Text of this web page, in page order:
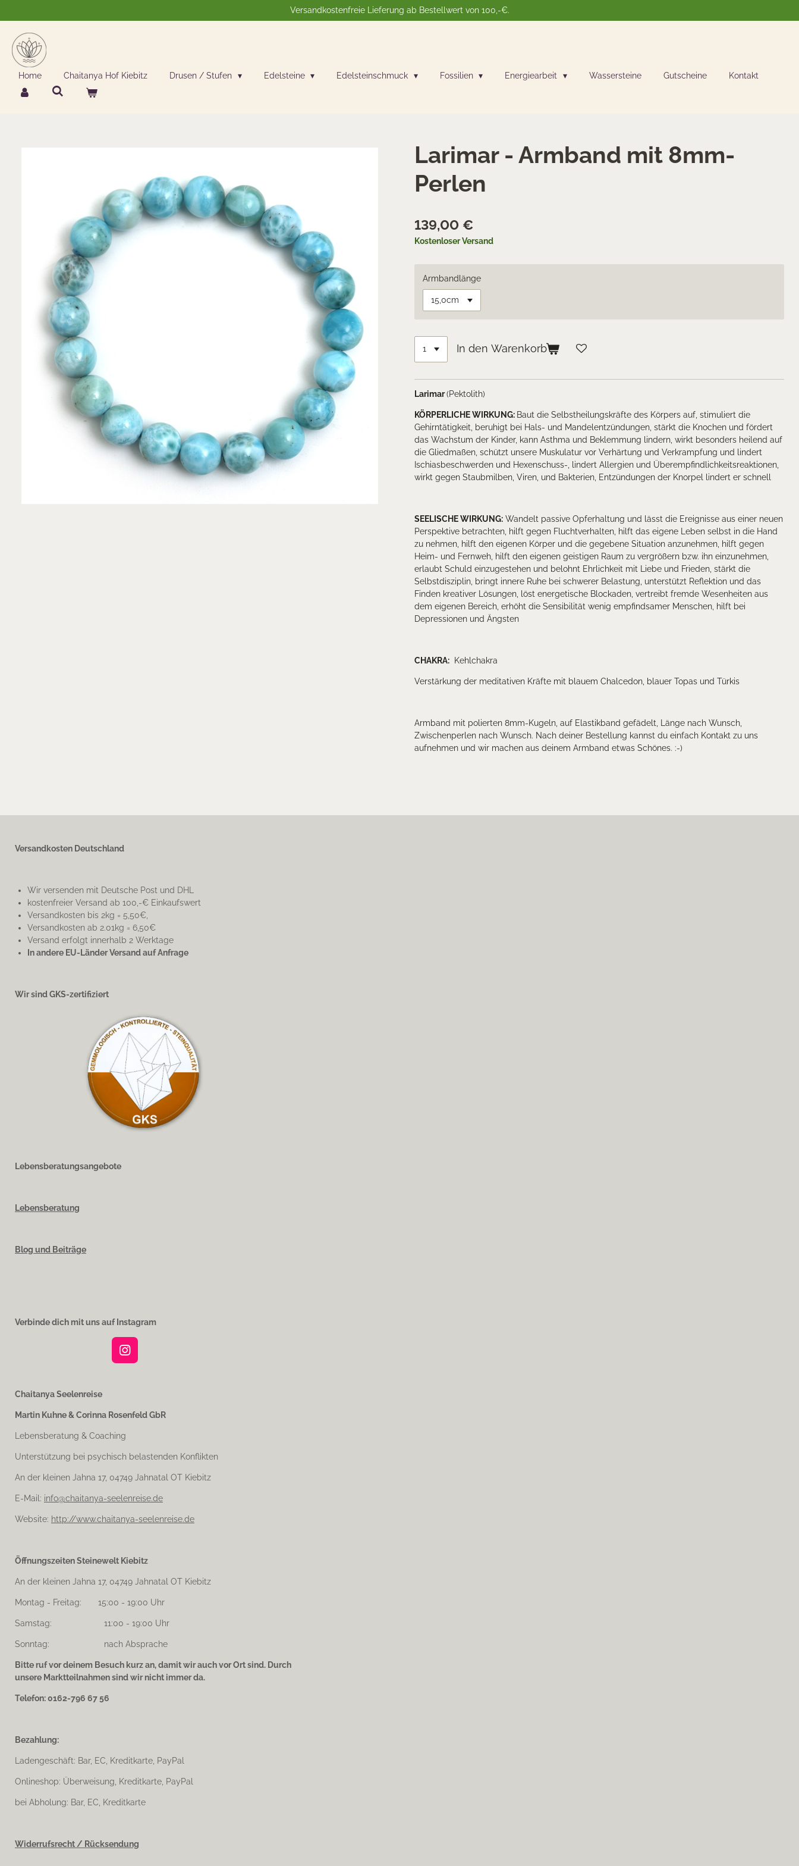
Hauptinhalt
springen
Versandkostenfreie Lieferung ab Bestellwert von 100,-€.
Home Chaitanya Hof Kiebitz Drusen / Stufen Edelsteine Edelsteinschmuck Fossilien Energiearbeit Wassersteine Gutscheine Kontakt
Larimar - Armband mit 8mm-
Perlen
139,00 €
Kostenloser Versand
Armbandlänge
In den Warenkorb
Larimar(Pektolith)
KÖRPERLICHE WIRKUNG: Baut die Selbstheilungskräfte des Körpers auf, stimuliert die
Gehirntätigkeit, beruhigt bei Hals- und Mandelentzündungen, stärkt die Knochen und fördert
das Wachstum der Kinder, kann Asthma und Beklemmung lindern, wirkt besonders heilend auf
die Gliedmaßen, schützt unsere Muskulatur vor Verhärtung und Verkrampfung und lindert
Ischiasbeschwerden und Hexenschuss-, lindert Allergien und Überempfindlichkeitsreaktionen,
wirkt gegen Staubmilben, Viren, und Bakterien, Entzündungen der Knorpel lindert er schnell
SEELISCHE WIRKUNG: Wandelt passive Opferhaltung und lässt die Ereignisse aus einer neuen
Perspektive betrachten, hilft gegen Fluchtverhalten, hilft das eigene Leben selbst in die Hand
zu nehmen, hilft den eigenen Körper und die gegebene Situation anzunehmen, hilft gegen
Heim- und Fernweh, hilft den eigenen geistigen Raum zu vergrößern bzw. ihn einzunehmen,
erlaubt Schuld einzugestehen und belohnt Ehrlichkeit mit Liebe und Frieden, stärkt die
Selbstdisziplin, bringt innere Ruhe bei schwerer Belastung, unterstützt Reflektion und das
Finden kreativer Lösungen, löst energetische Blockaden, vertreibt fremde Wesenheiten aus
dem eigenen Bereich, erhöht die Sensibilität wenig empfindsamer Menschen, hilft bei
Depressionen und Ängsten
CHAKRA: Kehlchakra
Verstärkung der meditativen Kräfte mit blauem Chalcedon, blauer Topas und Türkis
Armband mit polierten 8mm-Kugeln, auf Elastikband gefädelt, Länge nach Wunsch,
Zwischenperlen nach Wunsch. Nach deiner Bestellung kannst du einfach Kontakt zu uns
aufnehmen und wir machen aus deinem Armband etwas Schönes. :-)
Versandkosten Deutschland
Wir versenden mit Deutsche Post und DHL
kostenfreier Versand ab 100,-€ Einkaufswert
Versandkosten bis 2kg = 5,50€,
Versandkosten ab 2.01kg = 6,50€
Versand erfolgt innerhalb 2 Werktage
In andere EU-Länder Versand auf Anfrage
Wir sind GKS-zertifiziert
Lebensberatungsangebote
Lebensberatung
Blog und Beiträge
Verbinde dich mit uns auf Instagram
I
g
a
m
Chaitanya Seelenreise
Martin Kuhne & Corinna Rosenfeld GbR
Lebensberatung & Coaching
Unterstützung bei psychisch belastenden Konflikten
An der kleinen Jahna 17, 04749 Jahnatal OT Kiebitz
E-Mail: info@chaitanya-seelenreise.de
Website: http://www.chaitanya-seelenreise.de
Öffnungszeiten Steinewelt Kiebitz
An der kleinen Jahna 17, 04749 Jahnatal OT Kiebitz
Montag - Freitag: 15:00 - 19:00 Uhr
Samstag: 11:00 - 19:00 Uhr
Sonntag: nach Absprache
Bitte ruf vor deinem Besuch kurz an, damit wir auch vor Ort sind. Durch
unsere Marktteilnahmen sind wir nicht immer da.
Telefon: 0162-796 67 56
Bezahlung:
Ladengeschäft: Bar, EC, Kreditkarte, PayPal
Onlineshop: Überweisung, Kreditkarte, PayPal
bei Abholung: Bar, EC, Kreditkarte
Widerrufsrecht / Rücksendung